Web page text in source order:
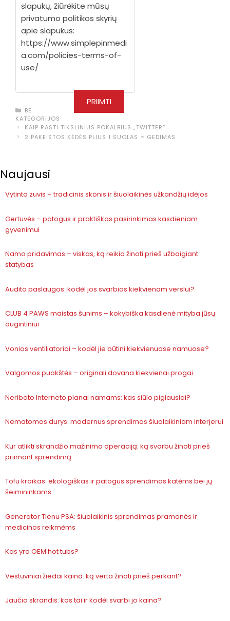
slapukų, žiūrėkite mūsų
privatumo politikos skyrių
apie slapukus:
https://www.simplepinmedi
a.com/policies-terms-of-
use/
PRIIMTI
KATEGORIJOS
BE
KATEGORIJOS
KAIP RASTI TIKSLINIUS POKALBIUS „TWITTER“
2 PAKEISTOS KĖDĖS PLIUS 1 SUOLAS = GEDIMAS
Naujausi
Vytinta zuvis – tradicinis skonis ir šiuolaikinės užkandžių idėjos
Gertuvės – patogus ir praktiškas pasirinkimas kasdieniam
gyvenimui
Namo pridavimas – viskas, ką reikia žinoti prieš užbaigiant
statybas
Audito paslaugos: kodėl jos svarbios kiekvienam verslui?
CLUB 4 PAWS maistas šunims – kokybiška kasdienė mityba jūsų
augintiniui
Vonios ventiliatoriai – kodėl jie būtini kiekvienuose namuose?
Valgomos puokštės – originali dovana kiekvienai progai
Neriboto Interneto planai namams: kas siūlo pigiausiai?
Nematomos durys: modernus sprendimas šiuolaikiniam interjerui
Kur atlikti skrandžio mažinimo operaciją: ką svarbu žinoti prieš
priimant sprendimą
Tofu kraikas: ekologiškas ir patogus sprendimas katėms bei jų
šeimininkams
Generator Tlenu PSA: šiuolaikinis sprendimas pramonės ir
medicinos reikmėms
Kas yra OEM hot tubs?
Vestuviniai žiedai kaina: ką verta žinoti prieš perkant?
Jaučio skrandis: kas tai ir kodėl svarbi jo kaina?